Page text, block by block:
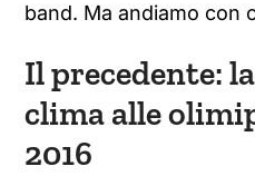
band. Ma andiamo con
Il precedente:
clima alle
2016